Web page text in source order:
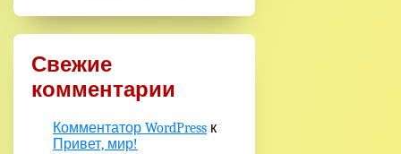
Свежие
комментарии
Комментатор WordPress к
Привет, мир!